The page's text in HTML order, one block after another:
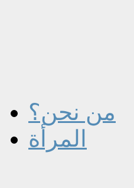
من نحن؟
المرأة